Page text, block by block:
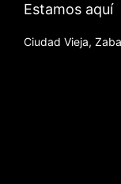
Estamos aquí
Ciudad Vieja,